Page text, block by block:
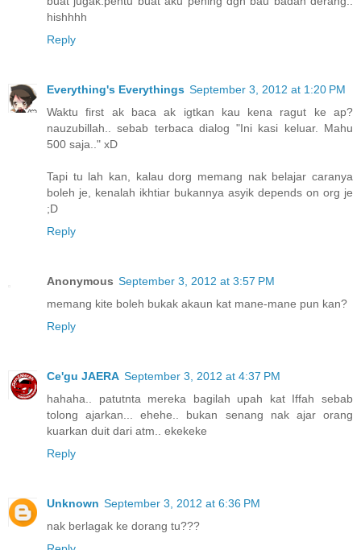
hishhhh
Reply
Everything's Everythings September 3, 2012 at 1:20 PM
Waktu first ak baca ak igtkan kau kena ragut ke ap?
nauzubillah.. sebab terbaca dialog "Ini kasi keluar. Mahu
500 saja.." xD
Tapi tu lah kan, kalau dorg memang nak belajar caranya
boleh je, kenalah ikhtiar bukannya asyik depends on org je
;D
Reply
Anonymous September 3, 2012 at 3:57 PM
memang kite boleh bukak akaun kat mane-mane pun kan?
Reply
Ce'gu JAERA September 3, 2012 at 4:37 PM
hahaha.. patutnta mereka bagilah upah kat Iffah sebab
tolong ajarkan... ehehe.. bukan senang nak ajar orang
kuarkan duit dari atm.. ekekeke
Reply
Unknown September 3, 2012 at 6:36 PM
nak berlagak ke dorang tu???